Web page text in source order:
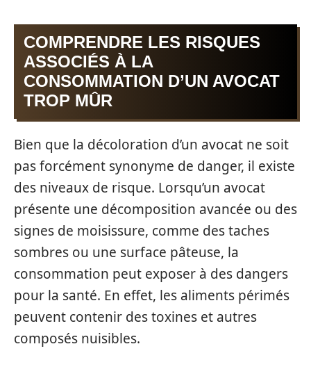
COMPRENDRE LES RISQUES
ASSOCIÉS À LA
CONSOMMATION D’UN AVOCAT
TROP MÛR
Bien que la décoloration d’un avocat ne soit
pas forcément synonyme de danger, il existe
des niveaux de risque. Lorsqu’un avocat
présente une décomposition avancée ou des
signes de moisissure, comme des taches
sombres ou une surface pâteuse, la
consommation peut exposer à des dangers
pour la santé. En effet, les aliments périmés
peuvent contenir des toxines et autres
composés nuisibles.